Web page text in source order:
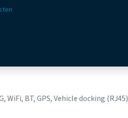
WiFi, BT, GPS, Vehicle docking (RJ45)